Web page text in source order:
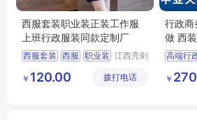
西服套装职业装正装工作服
上班行政服装同款定制厂
西服套装 西服 职业装 江西亮剑
公司
￥ 120.00 拨打电话
行政商
做 西
高端行
商务女
￥